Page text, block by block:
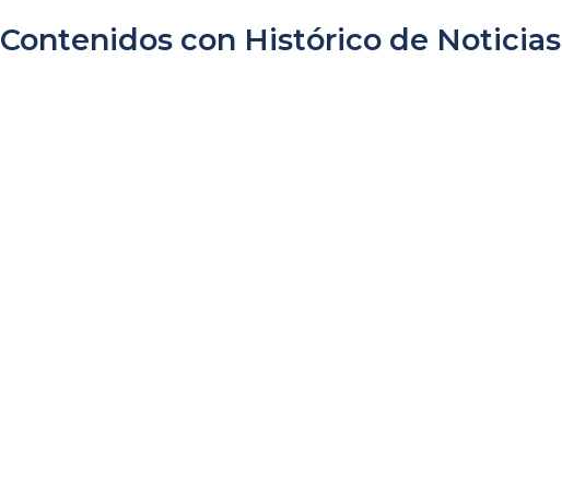
Contenidos con Histórico de Noticias